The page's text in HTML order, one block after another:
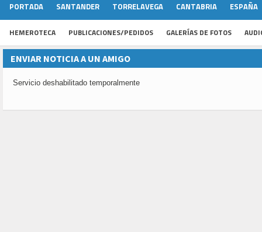
PORTADA SANTANDER TORRELAVEGA CANTABRIA ESPAÑA
HEMEROTECA PUBLICACIONES/PEDIDOS GALERÍAS DE FOTOS
ENVIAR NOTICIA A UN AMIGO
Servicio deshabilitado temporalmente